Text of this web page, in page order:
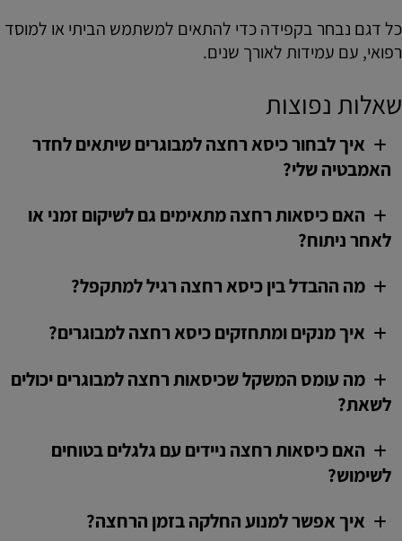
כל דגם נבחר בקפידה כדי להתאים למשתמש הביתי או למוסד
רפואי, עם עמידות לאורך שנים.
שאלות נפוצות
איך לבחור כיסא רחצה למבוגרים שיתאים לחדר
האמבטיה שלי?
האם כיסאות רחצה מתאימים גם לשיקום זמני או
לאחר ניתוח?
מה ההבדל בין כיסא רחצה רגיל למתקפל?
איך מנקים ומתחזקים כיסא רחצה למבוגרים?
מה עומס המשקל שכיסאות רחצה למבוגרים יכולים
לשאת?
האם כיסאות רחצה ניידים עם גלגלים בטוחים
לשימוש?
איך אפשר למנוע החלקה בזמן הרחצה?